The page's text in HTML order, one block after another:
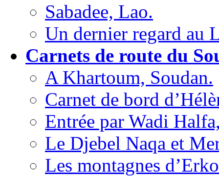
Sabadee, Lao.
Un dernier regard au
Carnets de route du
A Khartoum, Soudan.
Carnet de bord
Entrée par Wadi
Le Djebel Naqa et
Les montagnes